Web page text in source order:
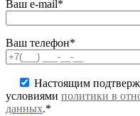
Ваш e-mail*
Ваш телефон*
Настоящим
условиями политики в
данных.*